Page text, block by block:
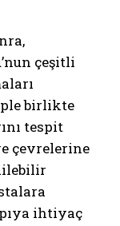
çeşitli
birlikte
tespit
çevrelerine
ihtiyaç